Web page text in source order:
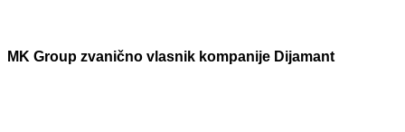
MK Group zvanično vlasnik kompanije Dijamant